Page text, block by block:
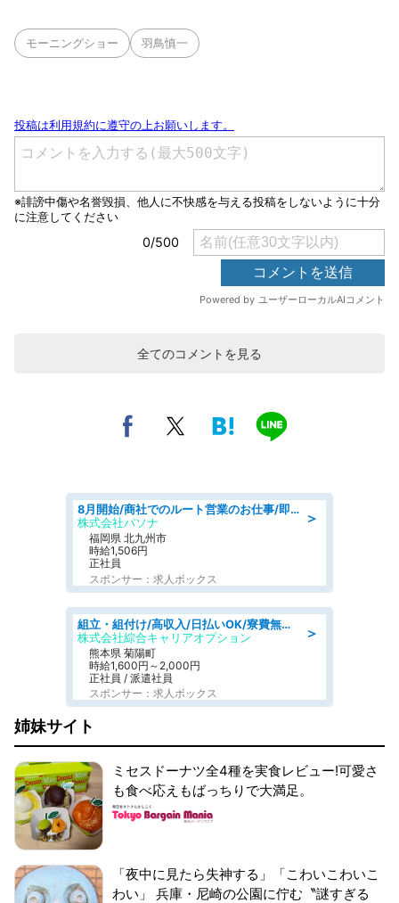
モーニングショー 羽鳥慎一
全てのコメントを見る
＞
8月開始/商社でのルート営業のお仕事/即日勤務可/車通勤可/営業
株式会社パソナ
福岡県 北九州市
時給1,506円
正社員
スポンサー：求人ボックス
＞
組立・組付け/高収入/日払いOK/寮費無料/交替制/20・30・40代活躍中
株式会社綜合キャリアオプション
熊本県 菊陽町
時給1,600円～2,000円
正社員 / 派遣社員
スポンサー：求人ボックス
姉妹サイト
ミセスドーナツ全4種を実食レビュー!可愛さ
も食べ応えもばっちりで大満足。
「夜中に見たら失神する」「こわいこわいこ
わい」 兵庫・尼崎の公園に佇む〝謎すぎる